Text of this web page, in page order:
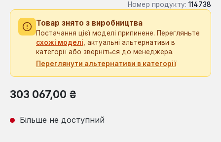
Номер продукту: 114738
Товар знято з виробництва
Постачання цієї моделі припинене. Перегляньте
схожі моделі, актуальні альтернативи в
категорії або зверніться до менеджера.
Переглянути альтернативи в категорії
Звичайна ціна:
303 067,00 ₴
Більше не доступний